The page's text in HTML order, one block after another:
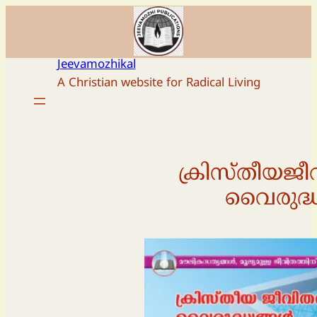
Jeevamozhikal
A Christian website for Radical Living